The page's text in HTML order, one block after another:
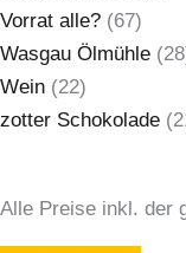
Vorrat alle? (67)
Wasgau Ölmühle
Wein (22)
zotter Schokolade
Alle Preise inkl. der